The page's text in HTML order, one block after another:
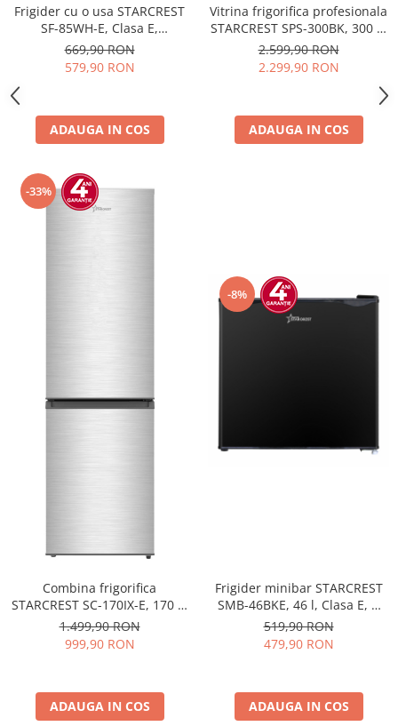
Frigider cu o usa STARCREST
SF-85WH-E, Clasa E,
Capacitate 85L, Iluminare
interioara, Compartiment
gheata, H 82 cm, Alb
669,90 RON
579,90 RON
ADAUGA IN COS
Vitrina frigorifica profesionala
STARCREST SPS-300BK, 300 L,
Termostat reglabil, Iluminare
LED, H 169.5 cm, Negru
2.599,90 RON
2.299,90 RON
ADAUGA IN COS
-33%
Combina frigorifica
STARCREST SC-170IX-E, 170 L,
Clasa E, Less Frost, Termostat
reglabil, Iluminare LED,
Suprafata Inox antiamprenta,
reversibile, H 151.8 cm, Inox
1.499,90 RON
999,90 RON
ADAUGA IN COS
-8%
Frigider minibar STARCREST
SMB-46BKE, 46 l, Clasa E, H
49.5 cm, Negru
519,90 RON
479,90 RON
ADAUGA IN COS